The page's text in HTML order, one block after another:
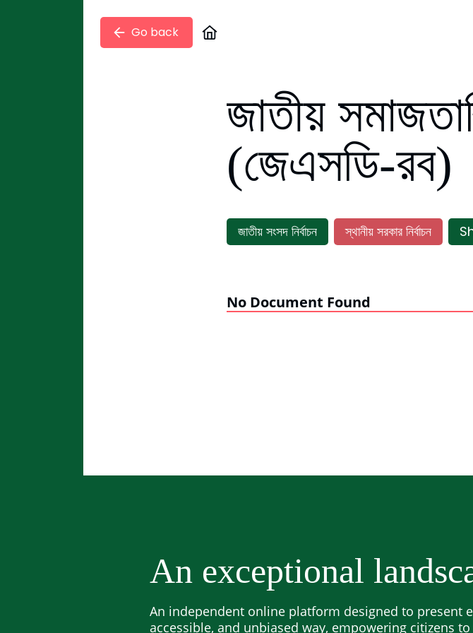
জাতীয়
(জেএসডি-রব)
Go back
জাতীয় সংসদ নির্বাচন স্থানীয় সরকার নির্বাচন
No Document Found
An exceptional
An independent online platform designed to present
accessible, and unbiased way, empowering citizens